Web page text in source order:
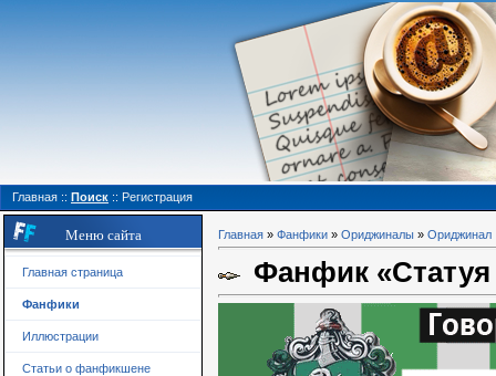
Главная :: Поиск :: Регистрация
Меню сайта
Главная страница
Фанфики
Иллюстрации
Статьи о фанфикшене
Главная » Фанфики » Ориджиналы » Ориджинал
Фанфик «Статуя